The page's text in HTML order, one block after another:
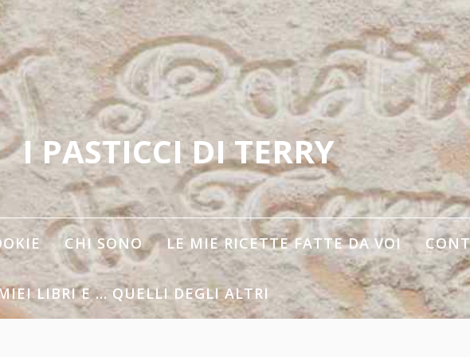
I PASTICCI DI TERRY
CHI SONO LE MIE RICETTE FATTE DA VOI
LIBRI E … QUELLI DEGLI ALTRI